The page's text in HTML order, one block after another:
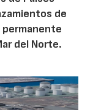
de
del Norte.